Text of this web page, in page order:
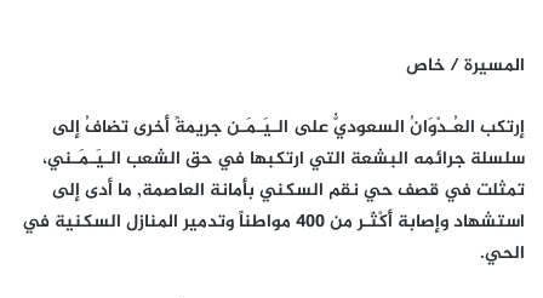
المسيرة / خاص
إرتكب العُـدْوَانُ السعوديُّ على الـيَـمَـن جريمةً أخرى تضافُ إلى
سلسلة جرائمه البشعة التي ارتكبها في حق الشعب الـيَـمَـني،
تمثلت في قصف حي نقم السكني بأمانة العاصمة, ما أدى إلى
استشهاد وإصابة أَكْثَـر من 400 مواطناً وتدمير المنازل السكنية في
الحي.